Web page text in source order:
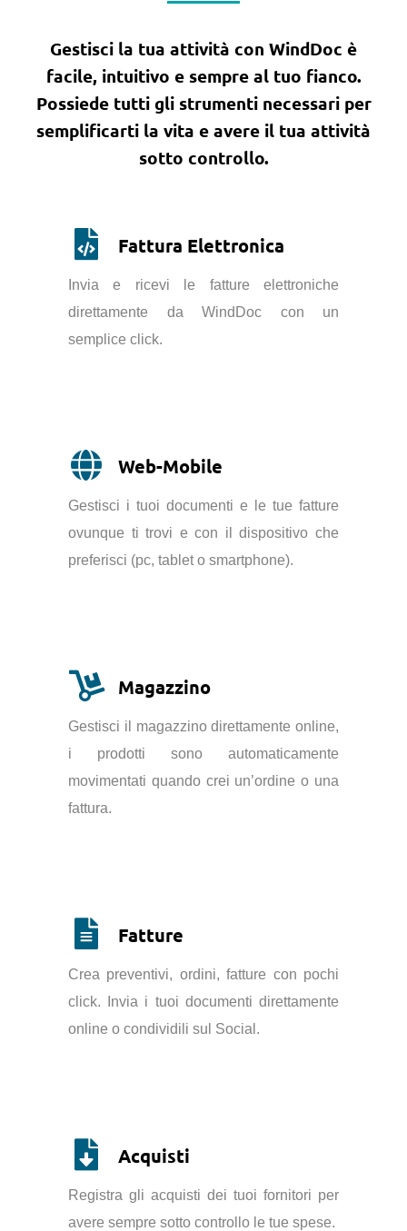
Gestisci la tua attività con WindDoc è
facile, intuitivo e sempre al tuo fianco.
Possiede tutti gli strumenti necessari per
semplificarti la vita e avere il tua attività
sotto controllo.
Fattura Elettronica
Invia e ricevi le fatture elettroniche
direttamente da WindDoc con un
semplice click.
Web-Mobile
Gestisci i tuoi documenti e le tue fatture
ovunque ti trovi e con il dispositivo che
preferisci (pc, tablet o smartphone).
Magazzino
Gestisci il magazzino direttamente online,
i prodotti sono automaticamente
movimentati quando crei un’ordine o una
fattura.
Fatture
Crea preventivi, ordini, fatture con pochi
click. Invia i tuoi documenti direttamente
online o condividili sul Social.
Acquisti
Registra gli acquisti dei tuoi fornitori per
avere sempre sotto controllo le tue spese.